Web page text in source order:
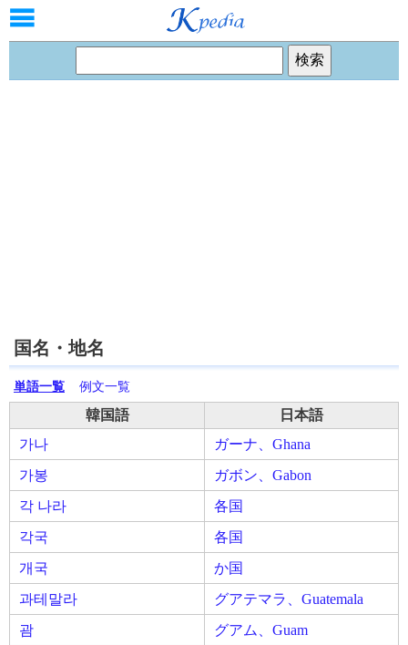
国名・地名
単語一覧 例文一覧
韓国語
日本語
가나
ガーナ、Ghana
가봉
ガボン、Gabon
각 나라
各国
각국
各国
개국
か国
과테말라
グアテマラ、Guatemala
괌
グアム、Guam